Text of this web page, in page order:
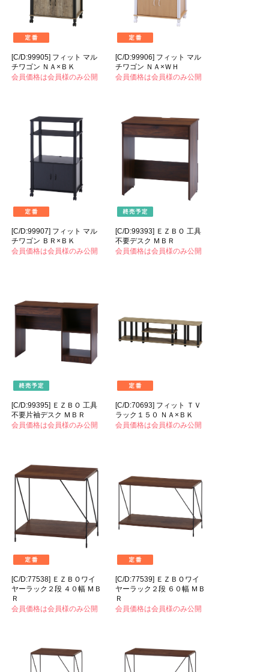
[C/D:99905] フィット マル
チワゴン ＮＡ×ＢＫ
会員価格は会員様のみ公開
[C/D:99906] フィット マル
チワゴン ＮＡ×ＷＨ
会員価格は会員様のみ公開
[C/D:99907] フィット マル
チワゴン ＢＲ×ＢＫ
会員価格は会員様のみ公開
[C/D:99393] ＥＺＢＯ 工具
不要デスク ＭＢＲ
会員価格は会員様のみ公開
[C/D:99395] ＥＺＢＯ 工具
不要片袖デスク ＭＢＲ
会員価格は会員様のみ公開
[C/D:70693] フィット ＴＶ
ラック１５０ ＮＡ×ＢＫ
会員価格は会員様のみ公開
[C/D:77538] ＥＺＢＯワイ
ヤーラック２段 ４０幅 ＭＢ
Ｒ
会員価格は会員様のみ公開
[C/D:77539] ＥＺＢＯワイ
ヤーラック２段 ６０幅 ＭＢ
Ｒ
会員価格は会員様のみ公開